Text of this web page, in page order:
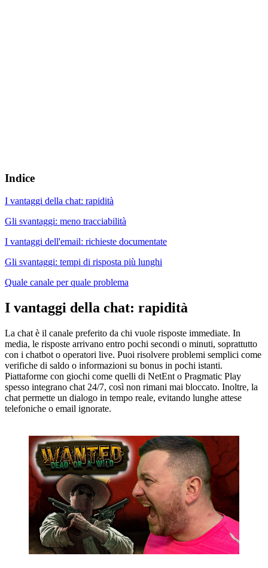
Indice
I vantaggi della chat: rapidità
Gli svantaggi: meno tracciabilità
I vantaggi dell'email: richieste documentate
Gli svantaggi: tempi di risposta più lunghi
Quale canale per quale problema
I vantaggi della chat: rapidità
La chat è il canale preferito da chi vuole risposte immediate. In
media, le risposte arrivano entro pochi secondi o minuti, soprattutto
con i chatbot o operatori live. Puoi risolvere problemi semplici come
verifiche di saldo o informazioni su bonus in pochi istanti.
Piattaforme con giochi come quelli di NetEnt o Pragmatic Play
spesso integrano chat 24/7, così non rimani mai bloccato. Inoltre, la
chat permette un dialogo in tempo reale, evitando lunghe attese
telefoniche o email ignorate.